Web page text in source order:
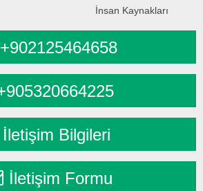
İnsan Kaynakları
+902125464658
İletişim Bilgileri
İletişim Formu